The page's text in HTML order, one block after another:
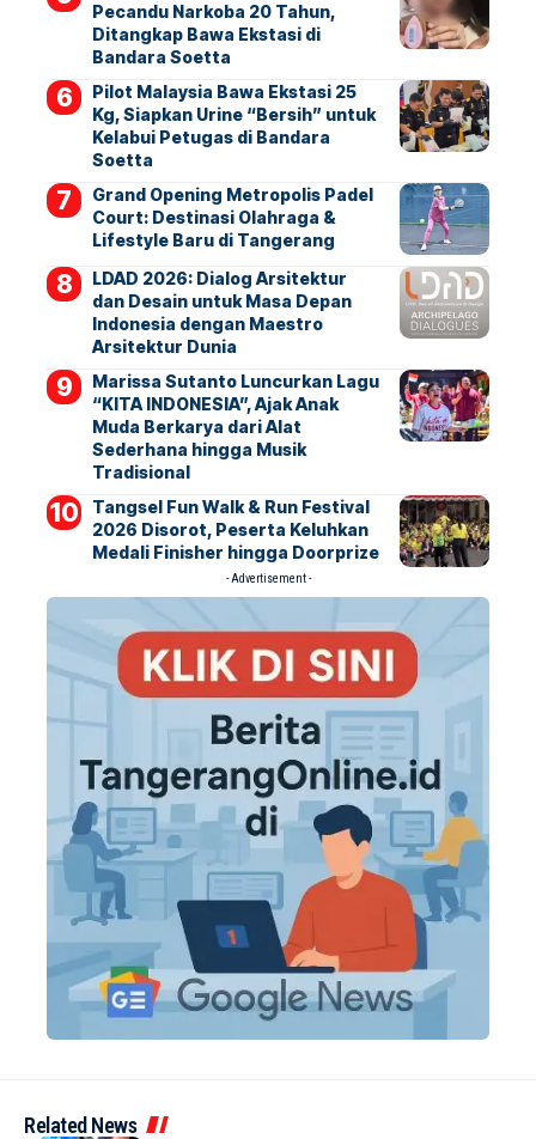
Pecandu Narkoba 20 Tahun,
Ditangkap Bawa Ekstasi di
Bandara Soetta
Pilot Malaysia Bawa Ekstasi 25
Kg, Siapkan Urine “Bersih” untuk
Kelabui Petugas di Bandara
Soetta
Grand Opening Metropolis Padel
Court: Destinasi Olahraga &
Lifestyle Baru di Tangerang
LDAD 2026: Dialog Arsitektur
dan Desain untuk Masa Depan
Indonesia dengan Maestro
Arsitektur Dunia
Marissa Sutanto Luncurkan Lagu
“KITA INDONESIA”, Ajak Anak
Muda Berkarya dari Alat
Sederhana hingga Musik
Tradisional
Tangsel Fun Walk & Run Festival
2026 Disorot, Peserta Keluhkan
Medali Finisher hingga Doorprize
- Advertisement -
Related News